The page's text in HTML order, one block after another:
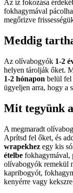
Az íz fokozása
fokhagymával
megőrizve
Meddig
Az olívabogyók 1-2
helyen tárolják őket.
1-2 hónapon belül fel
ügyeljen arra, hogy a
Mit tegyünk
A megmaradt
Aprítsd fel őket, és
wrapekhez egy kis
ételbe fokhagymával,
olívabogyók remekül
kapribogyót,
kenyérre vagy